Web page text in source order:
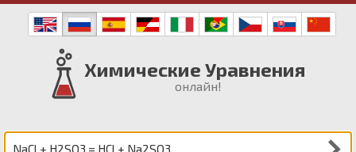
Химические Уравнения
онлайн!